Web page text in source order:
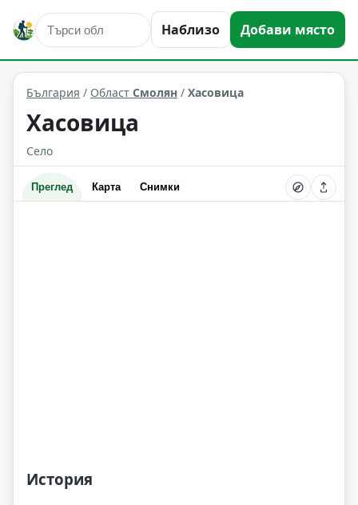
Наблизо Добави място
Хасовица Област: Смолян
България / Област Смолян / Хасовица
Хасовица
Село
Преглед Карта Снимки
История